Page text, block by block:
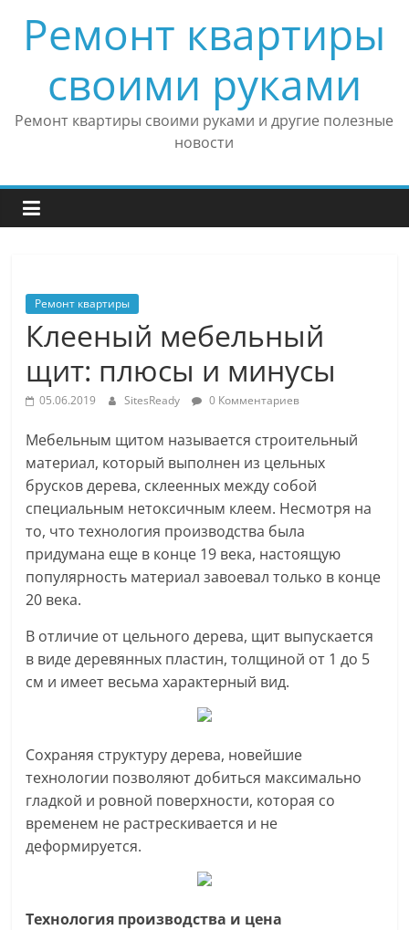
contentРемонт квартиры
своими руками
Ремонт квартиры своими руками и другие полезные
новости
Ремонт квартиры
Клееный мебельный
щит: плюсы и минусы
05.06.2019 SitesReady 0 Комментариев
Мебельным щитом называется строительный
материал, который выполнен из цельных
брусков дерева, склеенных между собой
специальным нетоксичным клеем. Несмотря на
то, что технология производства была
придумана еще в конце 19 века, настоящую
популярность материал завоевалтолько в конце
20 века.
В отличие от цельного дерева, щит выпускается
в виде деревянных пластин, толщиной от 1 до 5
см и имеет весьма характерный вид.
Сохраняя структуру дерева, новейшие
технологии позволяют добиться максимально
гладкой и ровной поверхности, которая со
временем не растрескивается и не
деформируется.
Технология производства и цена